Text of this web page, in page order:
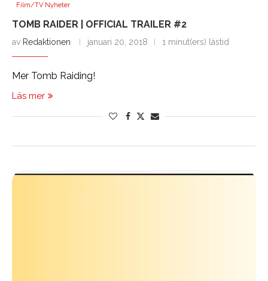
Film/TV Nyheter
TOMB RAIDER | OFFICIAL TRAILER #2
av Redaktionen januari 20, 2018 1 minut(ers) lästid
Mer Tomb Raiding!
Läs mer